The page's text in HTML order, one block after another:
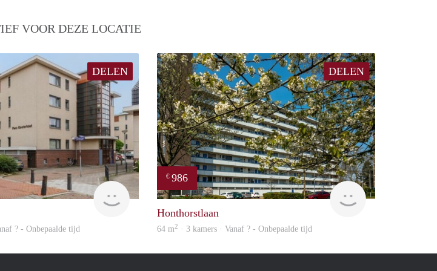
VOOR DEZE LOCATIE
DELEN
? - Onbepaalde tijd
DELEN
€ 986
Woning
Honthorstlaan
64 m2 · 3 kamers · Vanaf ? - Onbepaalde tijd